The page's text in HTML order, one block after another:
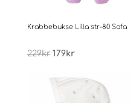
Krabbebukse Lilla str-80 Safa
229kr
Opprinnelig
var:
179kr
179kr.